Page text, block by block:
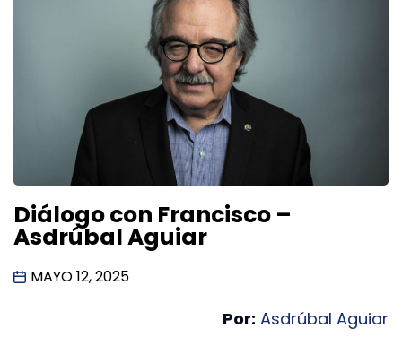
Diálogo con Francisco –
Asdrúbal Aguiar
MAYO 12, 2025
Por: Asdrúbal Aguiar